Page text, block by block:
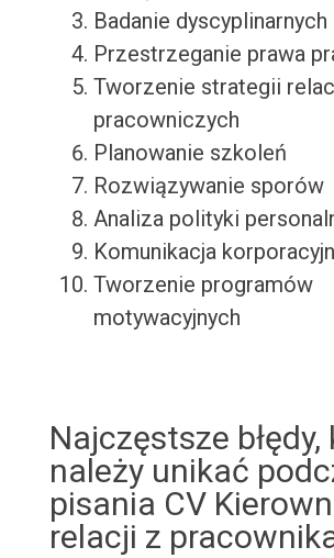
Badanie dyscyplinarnych
Przestrzeganie prawa
Tworzenie strategii
pracowniczych
Planowanie szkoleń
Rozwiązywanie sporów
Analiza polityki
Komunikacja
Tworzenie programów
motywacyjnych
Najczęstsze
należy unikać
pisania CV
relacji z